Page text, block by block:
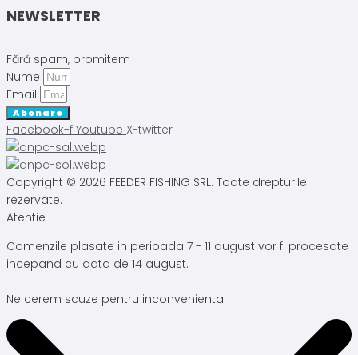
NEWSLETTER
Fără spam, promitem
Nume
Email
Abonare
Facebook-f Youtube X-twitter
Copyright © 2026 FEEDER FISHING SRL. Toate drepturile
rezervate.
Atentie
Comenzile plasate in perioada 7 - 11 august vor fi procesate
incepand cu data de 14 august.
Ne cerem scuze pentru inconvenienta.